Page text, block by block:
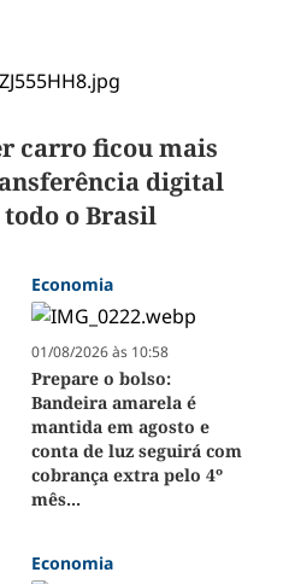
carro ficou mais
digital
o Brasil
Economia
01/08/2026 às 10:58
Prepare o bolso:
Bandeira amarela é
mantida em agosto e
conta de luz seguirá com
cobrança extra pelo 4º
mês...
Economia